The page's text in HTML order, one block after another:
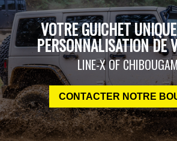
VOTRE GUICHET
PERSONNALISATION DE
LINE-X OF
CONTACTER NOTRE